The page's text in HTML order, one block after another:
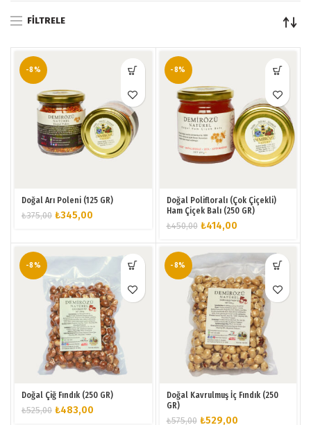
FILTRELE
-8%
Doğal Arı Poleni (125 GR)
₺375,00 Orijinal
₺345,00
-8%
Doğal Polifloralı (Çok Çiçekli)
Ham Çiçek Balı (250 GR)
₺450,00 Orijinal
₺450,00.
₺414,00Şu
fiyat:
₺414,00.
-8%
Doğal Çiğ Fındık (250 GR)
₺525,00 Orijinal
₺483,00
-8%
Doğal Kavrulmuş İç Fındık (250
GR)
₺575,00 Orijinal
₺529,00Şu